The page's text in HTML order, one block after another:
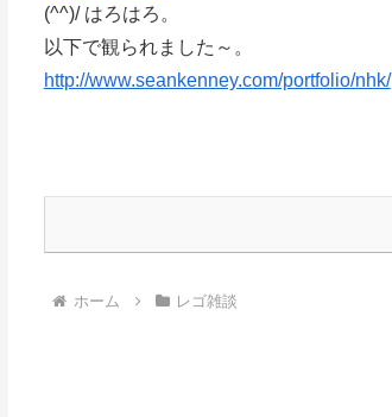
(^^)/ はろはろ。
以下で観られました～。
http://www.seankenney.com/portfolio/nhk/
ホーム レゴ雑談